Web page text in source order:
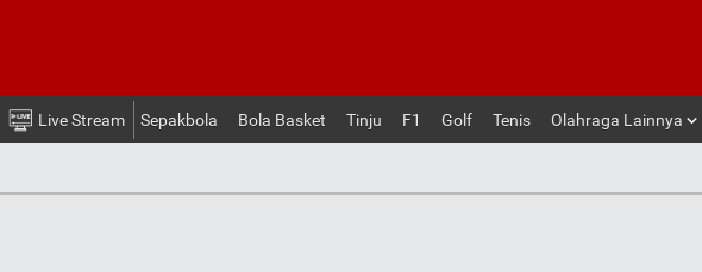
Live Stream Sepakbola Bola Basket Tinju F1 Golf Tenis Olahraga Lainnya